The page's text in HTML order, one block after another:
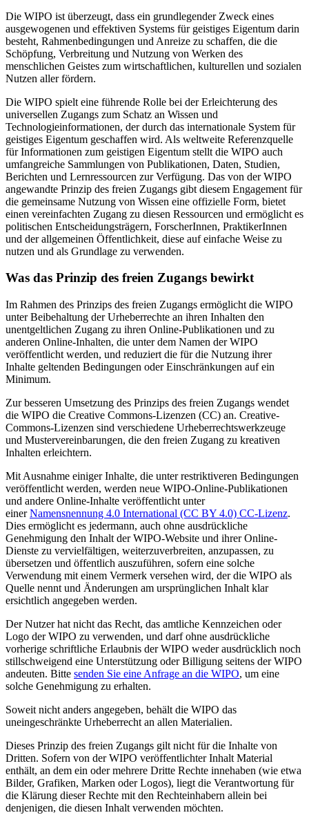
Die WIPO ist überzeugt, dass ein grundlegender Zweck eines
ausgewogenen und effektiven Systems für geistiges Eigentum darin
besteht, Rahmenbedingungen und Anreize zu schaffen, die die
Schöpfung, Verbreitung und Nutzung von Werken des
menschlichen Geistes zum wirtschaftlichen, kulturellen und sozialen
Nutzen aller fördern.
Die WIPO spielt eine führende Rolle bei der Erleichterung des
universellen Zugangs zum Schatz an Wissen und
Technologieinformationen, der durch das internationale System für
geistiges Eigentum geschaffen wird. Als weltweite Referenzquelle
für Informationen zum geistigen Eigentum stellt die WIPO auch
umfangreiche Sammlungen von Publikationen, Daten, Studien,
Berichten und Lernressourcen zur Verfügung. Das von der WIPO
angewandte Prinzip des freien Zugangs gibt diesem Engagement für
die gemeinsame Nutzung von Wissen eine offizielle Form, bietet
einen vereinfachten Zugang zu diesen Ressourcen und ermöglicht es
politischen Entscheidungsträgern, ForscherInnen, PraktikerInnen
und der allgemeinen Öffentlichkeit, diese auf einfache Weise zu
nutzen und als Grundlage zu verwenden.
Was das Prinzip des freien Zugangs bewirkt
Im Rahmen des Prinzips des freien Zugangs ermöglicht die WIPO
unter Beibehaltung der Urheberrechte an ihren Inhalten den
unentgeltlichen Zugang zu ihren Online-Publikationen und zu
anderen Online-Inhalten, die unter dem Namen der WIPO
veröffentlicht werden, und reduziert die für die Nutzung ihrer
Inhalte geltenden Bedingungen oder Einschränkungen auf ein
Minimum.
Zur besseren Umsetzung des Prinzips des freien Zugangs wendet
die WIPO die Creative Commons-Lizenzen (CC) an. Creative-
Commons-Lizenzen sind verschiedene Urheberrechtswerkzeuge
und Mustervereinbarungen, die den freien Zugang zu kreativen
Inhalten erleichtern.
Mit Ausnahme einiger Inhalte, die unter restriktiveren Bedingungen
veröffentlicht werden, werden neue WIPO-Online-Publikationen
und andere Online-Inhalte veröffentlicht unter
einerNamensnennung 4.0 International (CC BY 4.0) CC-Lizenz.
Dies ermöglicht es jedermann, auch ohne ausdrückliche
Genehmigung den Inhalt der WIPO-Website und ihrer Online-
Dienste zu vervielfältigen, weiterzuverbreiten, anzupassen, zu
übersetzen und öffentlich auszuführen, sofern eine solche
Verwendung mit einem Vermerk versehen wird, der die WIPO als
Quelle nennt und Änderungen am ursprünglichen Inhalt klar
ersichtlich angegeben werden.
Der Nutzer hat nicht das Recht, das amtliche Kennzeichen oder
Logo der WIPO zu verwenden, und darf ohne ausdrückliche
vorherige schriftliche Erlaubnis der WIPO weder ausdrücklich noch
stillschweigend eine Unterstützung oder Billigung seitens der WIPO
andeuten. Bitte senden Sie eine Anfrage an die WIPO, um eine
solche Genehmigung zu erhalten.
Soweit nicht anders angegeben, behält die WIPO das
uneingeschränkte Urheberrecht an allen Materialien.
Dieses Prinzip des freien Zugangs gilt nicht für die Inhalte von
Dritten. Sofern von der WIPO veröffentlichter Inhalt Material
enthält, an dem ein oder mehrere Dritte Rechte innehaben (wie etwa
Bilder, Grafiken, Marken oder Logos), liegt die Verantwortung für
die Klärung dieser Rechte mit den Rechteinhabern allein bei
denjenigen, die diesen Inhalt verwenden möchten.